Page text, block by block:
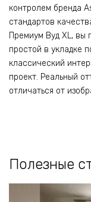
контролем бренда
стандартов
Премиум Вуд XL, вы
простой в укладке
классический
проект. Реальный
отличаться от
Полезные